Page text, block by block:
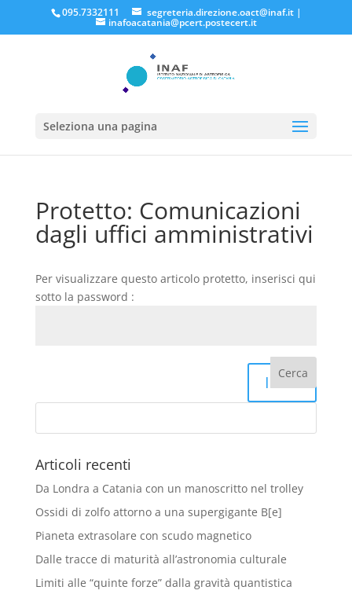
095.7332111 segreteria.direzione.oact@inaf.it|
inafoacatania@pcert.postecert.it
Seleziona una pagina
Protetto: Comunicazioni
dagli uffici amministrativi
Per visualizzare questo articolo protetto, inserisci qui
sotto la password :
Invia
Articoli recenti
Da Londra a Catania con un manoscritto nel trolley
Ossidi di zolfo attorno a una supergigante B[e]
Pianeta extrasolare con scudo magnetico
Dalle tracce di maturità all’astronomia culturale
Limiti alle “quinte forze” dalla gravità quantistica